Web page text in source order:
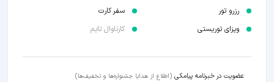
رزرو تور
ویزای توریستی
سفر کارت
کارناوال تایم
عضویت در خبرنامه پیامکی (اطلاع از هدایا جشنواره‌ها و تخفیف‌ها)